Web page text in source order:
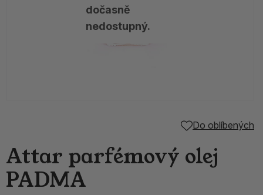
dočasně
nedostupný.
Do oblíbených
Attar parfémový olej
PADMA